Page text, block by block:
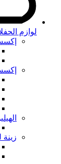
لوازم
زينة